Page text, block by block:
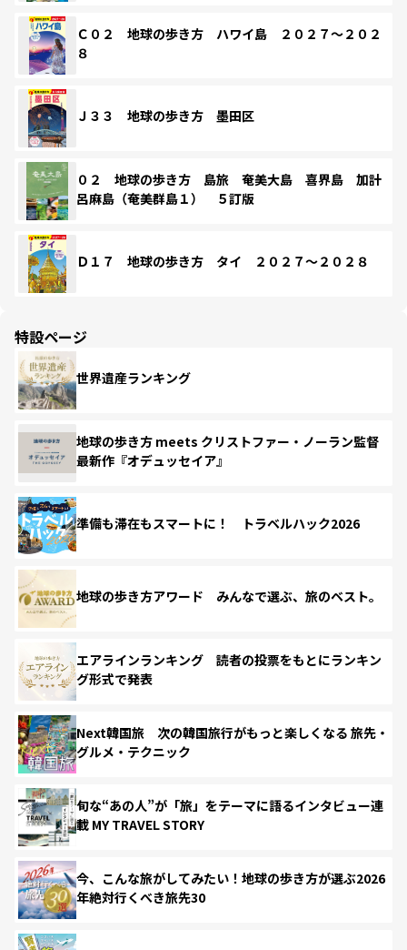
Ｃ０２ 地球の歩き方 ハワイ島 ２０２７～２０２
８
Ｊ３３ 地球の歩き方 墨田区
０２ 地球の歩き方 島旅 奄美大島 喜界島 加計
呂麻島（奄美群島１） ５訂版
Ｄ１７ 地球の歩き方 タイ ２０２７～２０２８
特設ページ
世界遺産ランキング
地球の歩き方 meets クリストファー・ノーラン監督
最新作『オデュッセイア』
準備も滞在もスマートに！ トラベルハック2026
地球の歩き方アワード みんなで選ぶ、旅のベスト。
エアラインランキング 読者の投票をもとにランキン
グ形式で発表
Next韓国旅 次の韓国旅行がもっと楽しくなる 旅先・
グルメ・テクニック
旬な“あの人”が「旅」をテーマに語るインタビュー連
載 MY TRAVEL STORY
今、こんな旅がしてみたい！地球の歩き方が選ぶ2026
年絶対行くべき旅先30